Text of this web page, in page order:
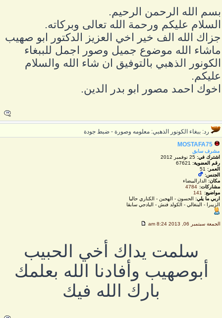
الله الرحمن الرحيم.
عليكم ورحمة الله تعالى وبركاته.
الله الف خير اخي العزيز الدكتور ابو صهيب
الله موضوع جميل وصور اجمل للببغاء
الذهبي بالتوفيق ان شاء الله والسلام
احمد مصور ابو بدر الدين.
رد: ببغاء الكونور الذهبي: معلومه وصورة - ضبط جودة
MOSTAFA75
مشرف سابق
اشترك في:25 نوفمبر 2012
رقم العضوية:67621
العمر: 51
الجنس:
مكان:الدارالبيضاء
مشاركات:
4784
مواضيع:
141
اربي ما يلي:الحسون - الهجين - الكناري حاليا
الزيبرا - البنغالي - الكولد فنش - البادجي سابقا
الجمعة سبتمبر 06, 2013 8:24 am
سلمت يداك أخي الحبيب
أبوصهيب وأفادنا الله بعلمك
بارك الله فيك